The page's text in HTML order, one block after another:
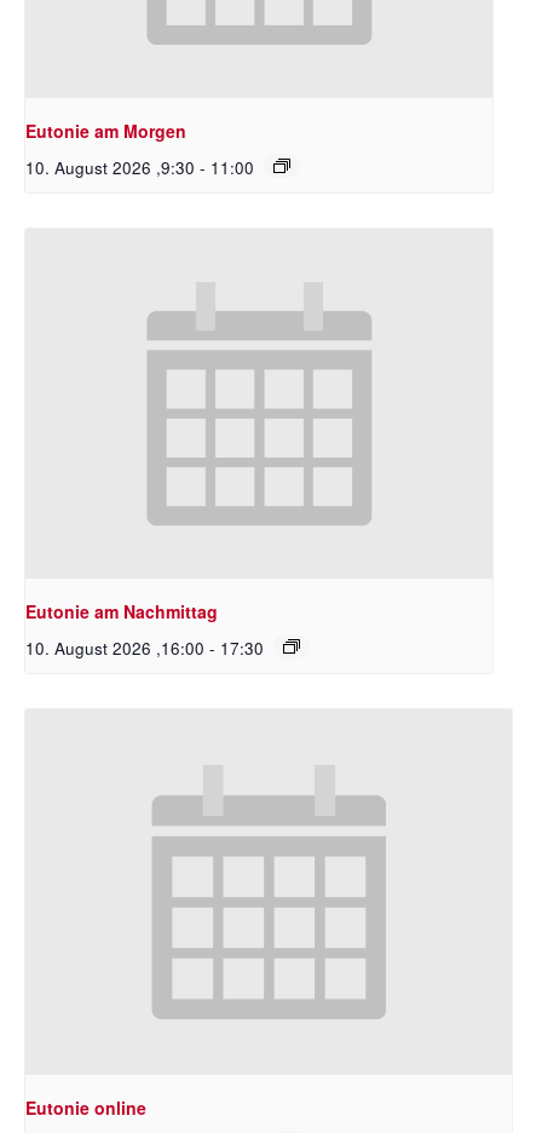
Eutonie am Morgen
10. August 2026 ,9:30 - 11:00
Eutonie am Nachmittag
10. August 2026 ,16:00 - 17:30
Eutonie online